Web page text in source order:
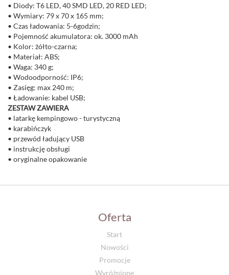
• Diody: T6 LED, 40 SMD LED, 20 RED LED;
• Wymiary: 79 x 70 x 165 mm;
• Czas ładowania: 5-6godzin;
• Pojemność akumulatora: ok. 3000 mAh
• Kolor: żółto-czarna;
• Materiał: ABS;
• Waga: 340 g;
• Wodoodporność: IP6;
• Zasięg: max 240 m;
• Ładowanie: kabel USB;
ZESTAW ZAWIERA
• latarkę kempingowo - turystyczną
• karabińczyk
• przewód ładujący USB
• instrukcję obsługi
• oryginalne opakowanie
Oferta
Start
Nowości
Promocje
Wyróżnione